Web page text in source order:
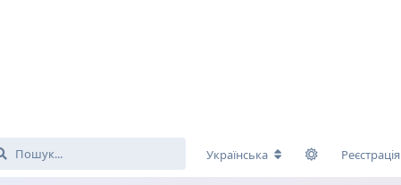
Українська Реєстрація